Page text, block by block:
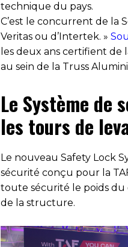
technique du pays.
C’est le concurrent de la
Veritas ou d’Intertek. »
les deux ans certifient de
au sein de la Truss
Le Système de
les tours de
Le nouveau Safety Lock
sécurité conçu pour la
toute sécurité le poids du
de la structure.